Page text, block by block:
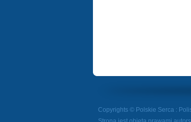
Copyrights © Polskie Serca :